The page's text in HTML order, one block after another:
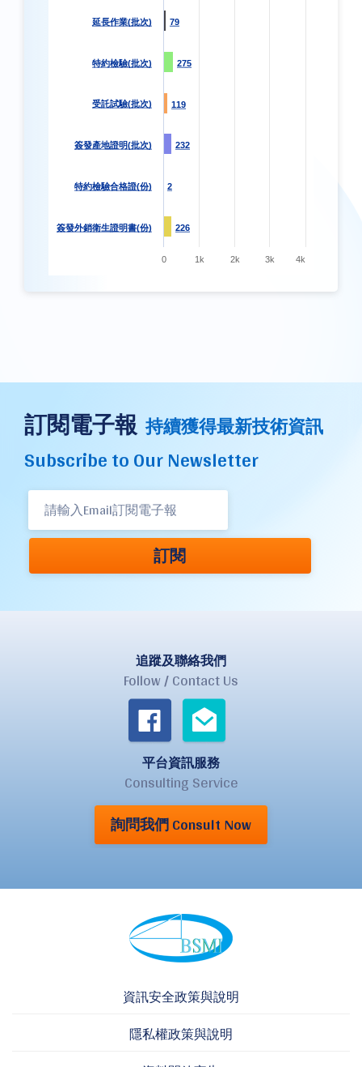
79
79
275
275
119
119
232
232
2
2
226
226
延長作業(批次)
特約檢驗(批次)
受託試驗(批次)
簽發產地證明(批次)
特約檢驗合格證(份)
簽發外銷衛生證明書(份)
0 1k 2k 3k 4k
訂閱電子報 持續獲得最新技術資訊
Subscribe to Our Newsletter
訂閱
追蹤及聯絡我們
Follow / Contact Us
平台資訊服務
Consulting Service
詢問我們 Consult Now
資訊安全政策與說明
隱私權政策與說明